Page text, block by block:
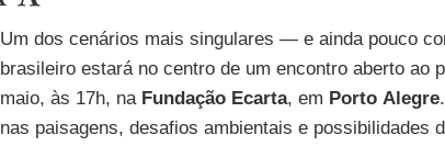
Um dos cenários mais singulares — e ainda pouco
brasileiro estará no centro de um encontro aberto ao
maio, às 17h, na Fundação Ecarta, em Porto Alegre
nas paisagens, desafios ambientais e possibilidades